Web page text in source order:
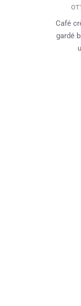
Café
gardé